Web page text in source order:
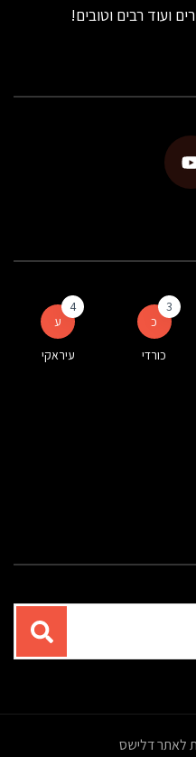
ועוד רבים וטובים!
כ
3
כורדי
ע
4
עיראקי
לאתר דלישס